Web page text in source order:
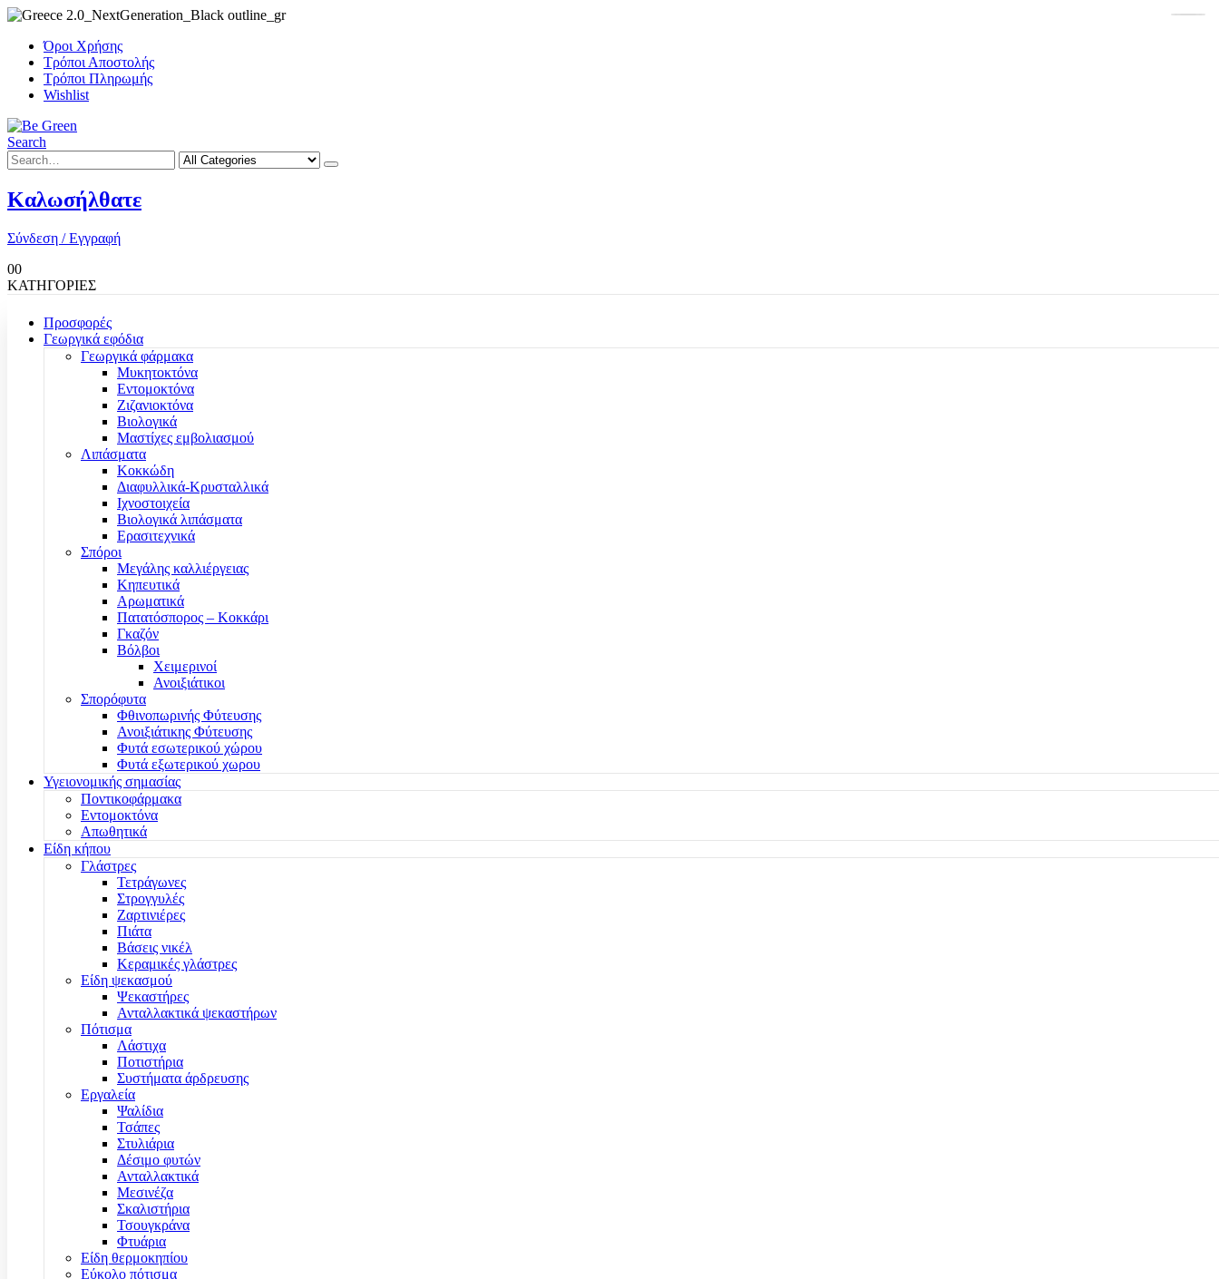
Όροι Χρήσης
Τρόποι Αποστολής
Τρόποι Πληρωμής
Wishlist
Search
Καλωσήλθατε
Σύνδεση / Εγγραφή
00
ΚΑΤΗΓΟΡΙΕΣ
Προσφορές
Γεωργικά εφόδια
Γεωργικά φάρμακα
Μυκητοκτόνα
Εντομοκτόνα
Ζιζανιοκτόνα
Βιολογικά
Μαστίχες εμβολιασμού
Λιπάσματα
Κοκκώδη
Διαφυλλικά-Κρυσταλλικά
Ιχνοστοιχεία
Βιολογικά λιπάσματα
Ερασιτεχνικά
Σπόροι
Μεγάλης καλλιέργειας
Κηπευτικά
Αρωματικά
Πατατόσπορος – Κοκκάρι
Γκαζόν
Βόλβοι
Χειμερινοί
Ανοιξιάτικοι
Σπορόφυτα
Φθινοπωρινής Φύτευσης
Ανοιξιάτικης Φύτευσης
Φυτά εσωτερικού χώρου
Φυτά εξωτερικού χωρου
Υγειονομικής σημασίας
Ποντικοφάρμακα
Εντομοκτόνα
Απωθητικά
Είδη κήπου
Γλάστρες
Τετράγωνες
Στρογγυλές
Ζαρτινιέρες
Πιάτα
Βάσεις νικέλ
Κεραμικές γλάστρες
Είδη ψεκασμού
Ψεκαστήρες
Ανταλλακτικά ψεκαστήρων
Πότισμα
Λάστιχα
Ποτιστήρια
Συστήματα άρδρευσης
Εργαλεία
Ψαλίδια
Τσάπες
Στυλιάρια
Δέσιμο φυτών
Ανταλλακτικά
Μεσινέζα
Σκαλιστήρια
Τσουγκράνα
Φτυάρια
Είδη θερμοκηπίου
Εύκολο πότισμα